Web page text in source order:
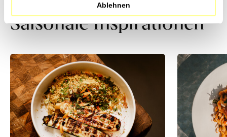
Ablehnen
Saisonale Inspirationen